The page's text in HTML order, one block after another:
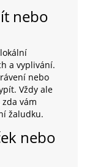
nebo
a vyplivání.
nebo
Vždy ale
vám
žaludku.
nebo